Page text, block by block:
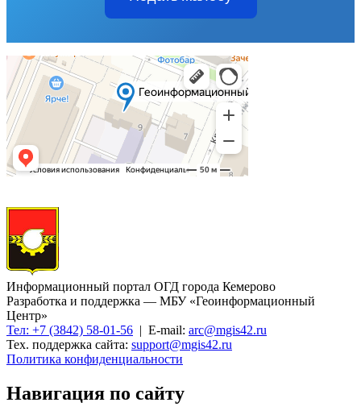
Информационный портал ОГД города Кемерово
Разработка и поддержка — МБУ «Геоинформационный
Центр»
Тел: +7 (3842) 58-01-56 | E-mail: arc@mgis42.ru
Тех. поддержка сайта: support@mgis42.ru
Политика конфиденциальности
Навигация по сайту